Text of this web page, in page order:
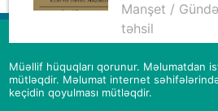
Vüsalə
pedaqoq, əsl ziyalı”
Manşet /
təhsil
Müəllif hüquqları qorunur. Məlumatdan
mütləqdir. Məlumat internet
keçidin qoyulması mütləqdir.